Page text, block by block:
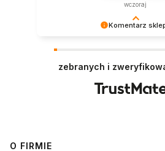
Komentarz
wczoraj
zebranych i
Linki w stopce
O FIRMIE